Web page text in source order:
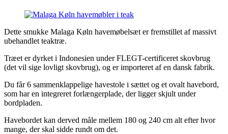
Dette smukke Malaga Køln havemøbelsæt er fremstillet af massivt
ubehandlet teaktræ.
Træet er dyrket i Indonesien under FLEGT-certificeret skovbrug
(det vil sige lovligt skovbrug), og er importeret af en dansk fabrik.
Du får 6 sammenklappelige havestole i sættet og et ovalt havebord,
som har en integreret forlængerplade, der ligger skjult under
bordpladen.
Havebordet kan derved måle mellem 180 og 240 cm alt efter hvor
mange, der skal sidde rundt om det.